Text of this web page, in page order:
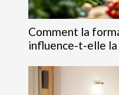
Comment la
influence-t-elle